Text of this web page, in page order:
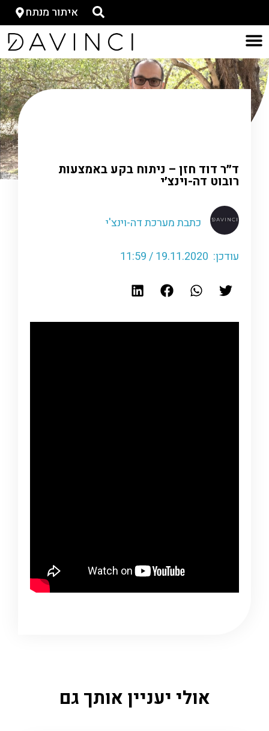
איתור מנתח
ד״ר דוד חזן – ניתוח בקע באמצעות
רובוט דה-וינצ׳י
כתבת מערכת דה-וינצ'י
עודכן: 19.11.2020 / 11:59
אולי יעניין אותך גם